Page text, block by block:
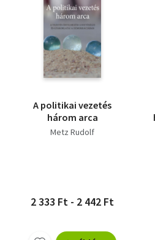
Természettudomány
Történelem
A politikai vezetés
három arca
Metz Rudolf
2 333 Ft - 2 442 Ft